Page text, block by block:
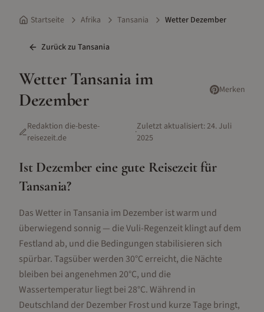
Startseite Afrika Tansania Wetter Dezember
Zurück zu Tansania
WetterTansaniaim
Dezember
Merken
Redaktion die-beste-
reisezeit.de
·Zuletzt aktualisiert:24. Juli
2025
Ist Dezember eine gute Reisezeit für
Tansania?
Das Wetter in Tansania im Dezember ist warm und
überwiegend sonnig — die Vuli-Regenzeit klingt auf dem
Festland ab, und die Bedingungen stabilisieren sich
spürbar. Tagsüber werden 30°C erreicht, die Nächte
bleiben bei angenehmen 20°C, und die
Wassertemperatur liegt bei 28°C. Während in
Deutschland der Dezember Frost und kurze Tage bringt,